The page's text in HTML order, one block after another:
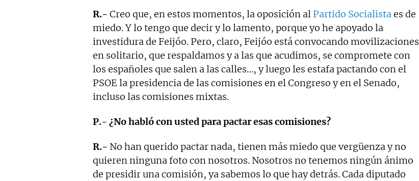
R.- Creo que, en estos momentos, la oposición al Partido Socialistaes de
miedo. Y lo tengo que decir y lo lamento, porque yo he apoyado la
investidura de Feijóo. Pero, claro, Feijóo está convocando movilizaciones
en solitario, que respaldamos y a las que acudimos, se compromete con
los españoles que salen a las calles…, y luego les estafa pactando con el
PSOE la presidencia de las comisiones en el Congreso y en el Senado,
incluso las comisiones mixtas.
P.- ¿No habló con usted para pactar esas comisiones?
R.- No han querido pactar nada, tienen más miedo que vergüenza y no
quieren ninguna foto con nosotros. Nosotros no tenemos ningún ánimo
de presidir una comisión, ya sabemos lo que hay detrás. Cada diputado